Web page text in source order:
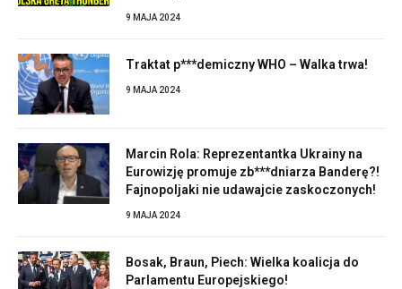
9 MAJA 2024
Traktat p***demiczny WHO – Walka trwa!
9 MAJA 2024
Marcin Rola: Reprezentantka Ukrainy na
Eurowizję promuje zb***dniarza Banderę?!
Fajnopoljaki nie udawajcie zaskoczonych!
9 MAJA 2024
Bosak, Braun, Piech: Wielka koalicja do
Parlamentu Europejskiego!